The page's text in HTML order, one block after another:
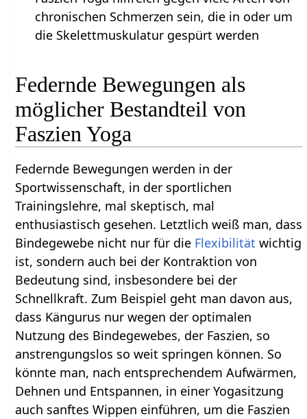
chronischen Schmerzen sein, die in oder um
die Skelettmuskulatur gespürt werden
Federnde Bewegungen als
möglicher Bestandteil von
Faszien Yoga
Federnde Bewegungen werden in der
Sportwissenschaft, in der sportlichen
Trainingslehre, mal skeptisch, mal
enthusiastisch gesehen. Letztlich weiß man, dass
Bindegewebe nicht nur für die Flexibilität wichtig
ist, sondern auch bei der Kontraktion von
Bedeutung sind, insbesondere bei der
Schnellkraft. Zum Beispiel geht man davon aus,
dass Kängurus nur wegen der optimalen
Nutzung des Bindegewebes, der Faszien, so
anstrengungslos so weit springen können. So
könnte man, nach entsprechendem Aufwärmen,
Dehnen und Entspannen, in einer Yogasitzung
auch sanftes Wippen einführen, um die Faszien